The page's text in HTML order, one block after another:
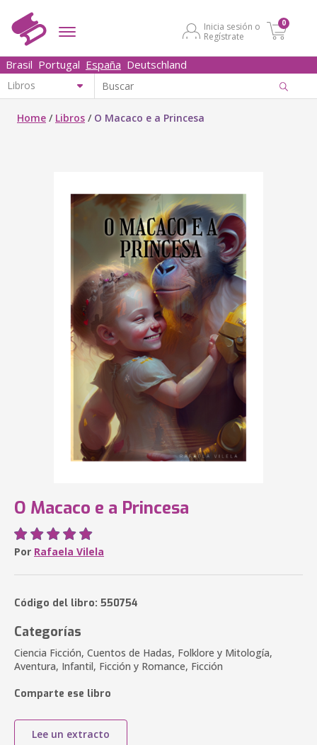
Inicia sesión o
Regístrate
0
Brasil Portugal España Deutschland
Home / Libros / O Macaco e a Princesa
O Macaco e a Princesa
Por Rafaela Vilela
Código del libro: 550754
Categorías
Ciencia Ficción, Cuentos de Hadas, Folklore y Mitología,
Aventura, Infantil, Ficción y Romance, Ficción
Comparte ese libro
Lee un extracto